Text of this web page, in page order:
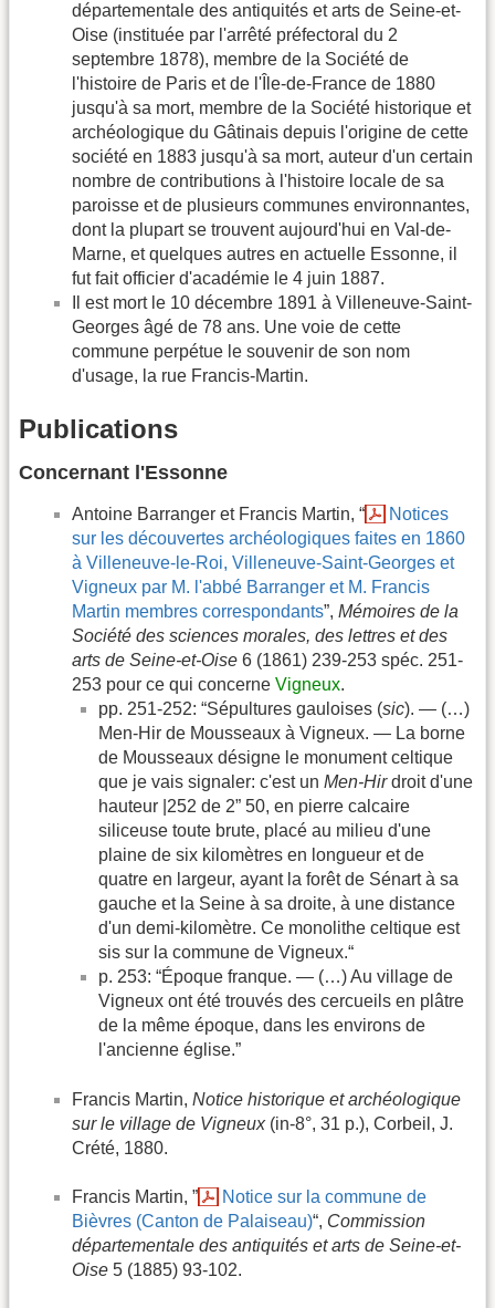
départementale des antiquités et arts de Seine-et-
Oise (instituée par l'arrêté préfectoral du 2
septembre 1878), membre de la Société de
l'histoire de Paris et de l'Île-de-France de 1880
jusqu'à sa mort, membre de la Société historique et
archéologique du Gâtinais depuis l'origine de cette
société en 1883 jusqu'à sa mort, auteur d'un certain
nombre de contributions à l'histoire locale de sa
paroisse et de plusieurs communes environnantes,
dont la plupart se trouvent aujourd'hui en Val-de-
Marne, et quelques autres en actuelle Essonne, il
fut fait officier d'académie le 4 juin 1887.
Il est mort le 10 décembre 1891 à Villeneuve-Saint-
Georges âgé de 78 ans. Une voie de cette
commune perpétue le souvenir de son nom
d'usage, la rue Francis-Martin.
Publications
Concernant l'Essonne
Antoine Barranger et Francis Martin, “
Notices
sur les découvertes archéologiques faites en 1860
à Villeneuve-le-Roi, Villeneuve-Saint-Georges et
Vigneux par M. l'abbé Barranger et M. Francis
Martin membres correspondants”, Mémoires de la
Société des sciences morales, des lettres et des
arts de Seine-et-Oise 6 (1861) 239-253 spéc. 251-
253 pour ce qui concerne Vigneux.
pp. 251-252: “Sépultures gauloises (sic). — (…)
Men-Hir de Mousseaux à Vigneux. — La borne
de Mousseaux désigne le monument celtique
que je vais signaler: c'est un Men-Hirdroit d'une
hauteur |252 de 2” 50, en pierre calcaire
siliceuse toute brute, placé au milieu d'une
plaine de six kilomètres en longueur et de
quatre en largeur, ayant la forêt de Sénart à sa
gauche et la Seine à sa droite, à une distance
d'un demi-kilomètre. Ce monolithe celtique est
sis sur la commune de Vigneux.“
p. 253: “Époque franque. — (…) Au village de
Vigneux ont été trouvés des cercueils en plâtre
de la même époque, dans les environs de
l'ancienne église.”
Francis Martin, Notice historique et archéologique
sur le village de Vigneux(in-8°, 31 p.), Corbeil, J.
Crété, 1880.
Francis Martin, ”
Notice sur la commune de
Bièvres (Canton de Palaiseau)“, Commission
départementale des antiquités et arts de Seine-et-
Oise 5 (1885) 93-102.